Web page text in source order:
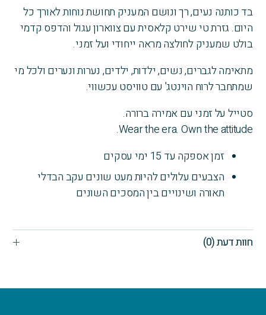
בד כותנה נעים, רך ונושם המעניק תחושת נוחות לאורך כל
היום. גזרת טי שירט קלאסית עם צווארון עגול והדפס קדמי
בולט שמעניק לחולצה מראה ייחודי ועל זמני.
מתאימה לגברים, נשים, ילדות, ילדים, נערות ונערים ולכל מי
שמתחבר לרוח הוינטג' עם טוויסט עכשווי.
סטייל על זמני עם אמירה ברורה.
Wear the era. Own the attitude.
זמן אספקה עד 15 ימי עסקים
הצבעים עלולים להיות מעט שונים עקב הבדלי
תאורה ושינויים בין המסכים השונים
חוות דעת (0)